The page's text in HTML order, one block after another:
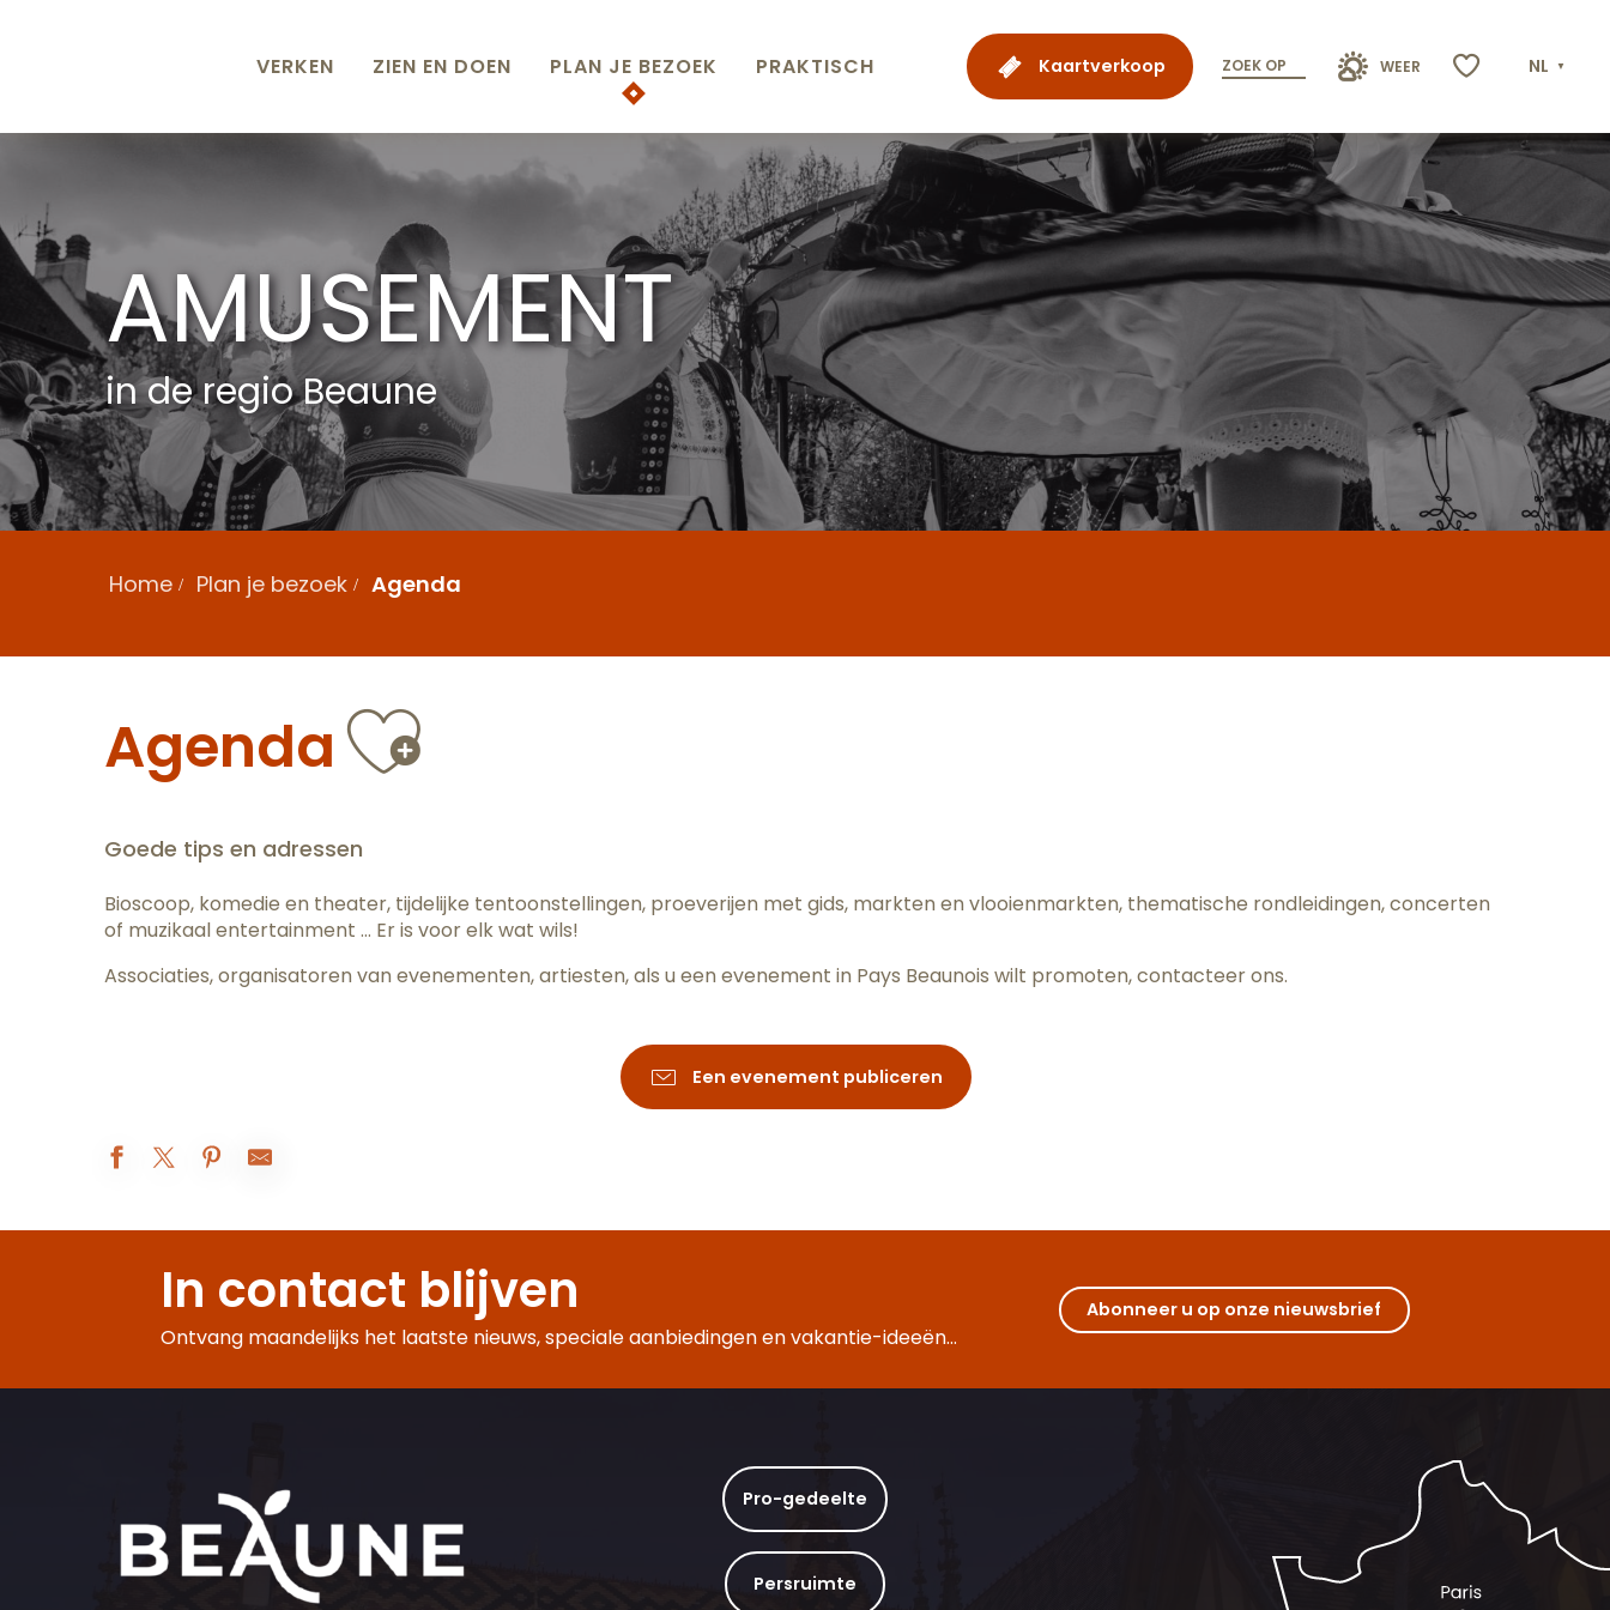
Kaartverkoop ZOEK OP WEER NL
VERKEN ZIEN EN DOEN PLAN JE BEZOEK PRAKTISCH
AMUSEMENT
in de regio Beaune
Home Plan je bezoek Agenda
AgendaAjouter aux favoris
Goede tips en adressen
Bioscoop, komedie en theater, tijdelijke tentoonstellingen, proeverijen met gids, markten en vlooienmarkten, thematische rondleidingen, concerten
of muzikaal entertainment … Er is voor elk wat wils!
Associaties, organisatoren van evenementen, artiesten, als u een evenement in Pays Beaunois wilt promoten,contacteer ons.
Een evenement publiceren
Augustodunum 2026 : Le rêve du Roi
Beaune A.O.C. : 5° rendez-vous de Bel-Air
Exposition peinture
Visites d'été à la ferme Fruirouge©
Visite-famille Les aventures de César
In contact blijven
Ontvang maandelijks het laatste nieuws, speciale aanbiedingen en vakantie-ideeën...
Abonneer u op onze nieuwsbrief
Pro-gedeelte
Persruimte